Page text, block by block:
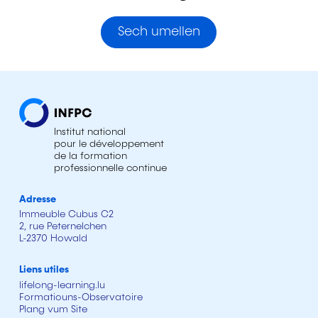
Sech umellen
Institut national
pour le développement
de la formation
professionnelle continue
Adresse
Immeuble Cubus C2
2, rue Peternelchen
L-2370 Howald
Liens utiles
lifelong-learning.lu
Formatiouns-Observatoire
Plang vum Site